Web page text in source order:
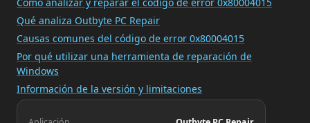
Qué analiza Outbyte PC Repair
Causas comunes del código de error 0x80004015
Por qué utilizar una herramienta de reparación de
Windows
Información de la versión y limitaciones